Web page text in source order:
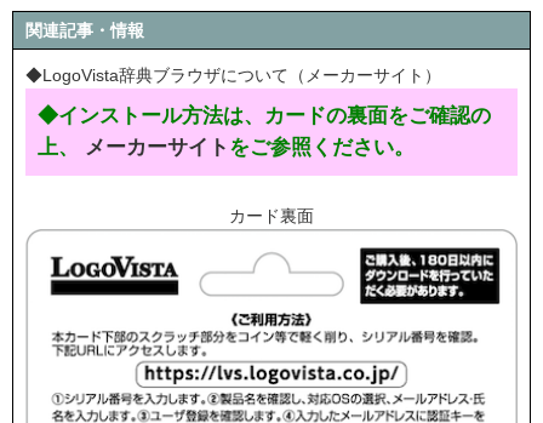
関連記事・情報
◆LogoVista辞典ブラウザについて（メーカーサイト）
◆インストール方法は、カードの裏面をご確認の
上、 メーカーサイト をご参照ください。
カード裏面